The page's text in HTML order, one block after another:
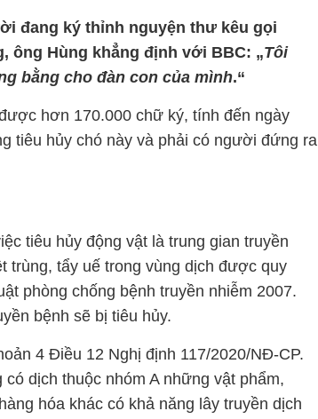
đang ký thỉnh nguyện thư kêu gọi
ông Hùng khẳng định với BBC: „Tôi
bằng cho đàn con của mình.“
hơn 170.000 chữ ký, tính đến ngày
tiêu hủy chó này và phải có người đứng ra
tiêu hủy động vật là trung gian truyền
trùng, tẩy uế trong vùng dịch được quy
phòng chống bệnh truyền nhiễm 2007.
bệnh sẽ bị tiêu hủy.
4 Điều 12 Nghị định 117/2020/NĐ-CP.
dịch thuộc nhóm A những vật phẩm,
hóa khác có khả năng lây truyền dịch